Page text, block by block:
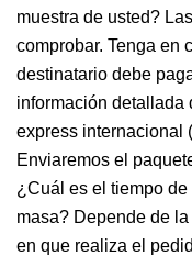
muestra de usted?
comprobar. Tenga en
destinatario debe
información detallada
express internacional
Enviaremos el
¿Cuál es el tiempo
masa? Depende de
en que realiza el